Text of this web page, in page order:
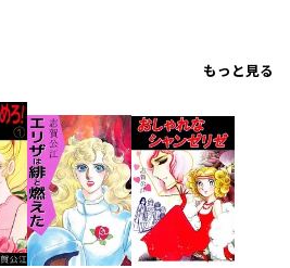
もっと見る